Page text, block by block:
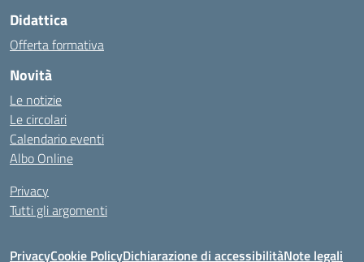
Didattica
Offerta formativa
Novità
Le notizie
Le circolari
Calendario eventi
Albo Online
Privacy
Tutti gli argomenti
PrivacyCookie PolicyDichiarazione di accessibilitàNote legali